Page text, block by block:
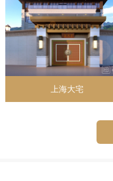
上海大宅